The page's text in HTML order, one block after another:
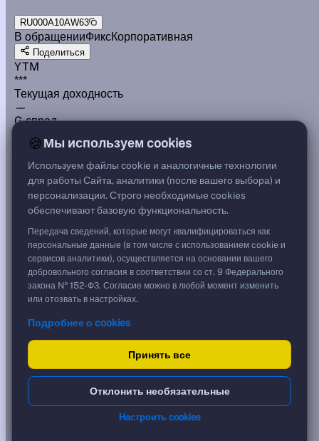
RU000A10AW63
В обращенииФиксКорпоративная
Поделиться
YTM
***
Текущая доходность
—
G спред
Цена
92,13 %
921,30 ₽
Срок, лет
1,28
Дюрация, лет
1,28
Рейтинг
Тип
Корпоративная
Фикс
Доходность и цена
YTM эффективная
19.11.2027
🍪Мы используем cookies
Используем файлы cookie и аналогичные технологии
для работы Сайта, аналитики (после вашего выбора) и
персонализации. Строго необходимые cookies
обеспечивают базовую функциональность.
Передача сведений, которые могут квалифицироваться как
персональные данные (в том числе с использованием cookie и
сервисов аналитики), осуществляется на основании вашего
добровольного согласия в соответствии со ст. 9 Федерального
закона № 152-ФЗ. Согласие можно в любой момент изменить
или отозвать в настройках.
Подробнее о cookies
Принять все
Отклонить необязательные
Настроить cookies